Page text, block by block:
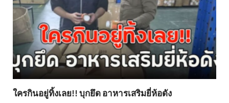
ใครกินอยู่ทิ้งเลย!! บุกยึด อาหารเสริมยี่ห้อดัง